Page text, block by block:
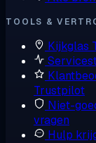
TOOLS &
Kijkglas
Trustpilot
Niet-
vragen
Hulp